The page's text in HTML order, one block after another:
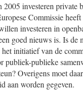
2005 investeren private
Commissie
investeren in
goed nieuws is. Is de
initiatief van de
publiek-publieke
Overigens moet
aan worden gegeven.